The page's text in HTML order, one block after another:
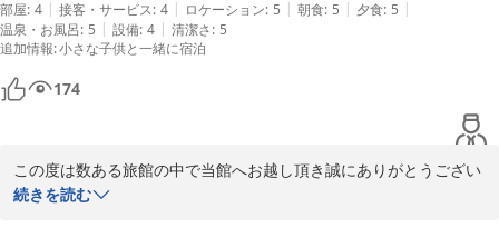
時間がなかったので周辺の賀露港や神社には行けなかったですが、時間
があれば散策も楽しめそうです。
この度はありがとうございました。
部屋: 4 | 接客・サービス: 4 | ロケーション: 5 | 朝食: 5 | 夕食: 5 |
温泉・お風呂: 5 | 設備: 4 | 清潔さ: 5
追加情報:小さな子供と一緒に宿泊
174
この度は数ある旅館の中で当館へお越し頂き誠にありがとうござい
ます。
続きを読む